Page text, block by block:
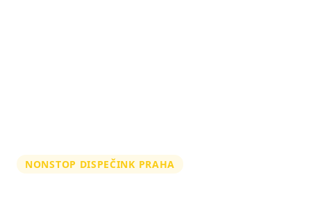
NONSTOP DISPEČINK PRAHA